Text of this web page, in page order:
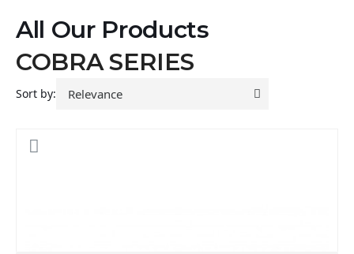
All Our Products
COBRA SERIES
Sort by: